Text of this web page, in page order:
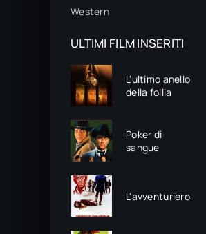
Western
ULTIMI FILM INSERITI
L'ultimo anello
della follia
Poker di
sangue
L'avventuriero